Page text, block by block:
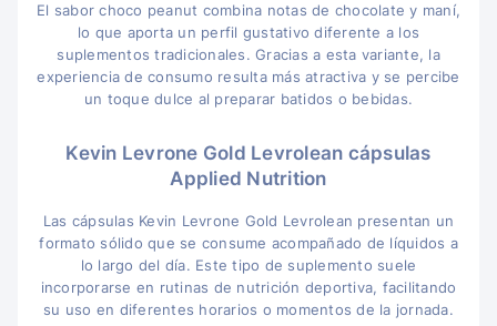
El sabor choco peanut combina notas de chocolate y maní,
lo que aporta un perfil gustativo diferente a los
suplementos tradicionales. Gracias a esta variante, la
experiencia de consumo resulta más atractiva y se percibe
un toque dulce al preparar batidos o bebidas.
Kevin Levrone Gold Levrolean cápsulas
Applied Nutrition
Las cápsulas Kevin Levrone Gold Levrolean presentan un
formato sólido que se consume acompañado de líquidos a
lo largo del día. Este tipo de suplemento suele
incorporarse en rutinas de nutrición deportiva, facilitando
su uso en diferentes horarios o momentos de la jornada.